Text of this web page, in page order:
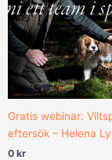
Gratis webinar:
eftersök – Helena
0 kr